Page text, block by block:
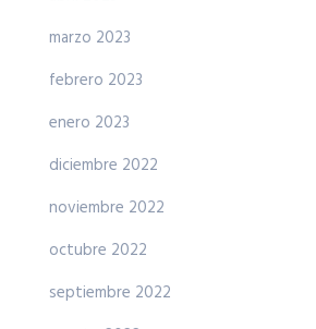
marzo 2023
febrero 2023
enero 2023
diciembre 2022
noviembre 2022
octubre 2022
septiembre 2022